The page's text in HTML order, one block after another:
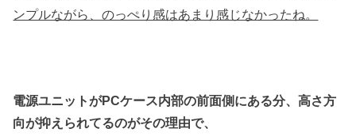
ンプルながら、のっぺり感はあまり感じなかったね。
電源ユニットがPCケース内部の前面側にある分、高さ方
向が抑えられてるのがその理由で、